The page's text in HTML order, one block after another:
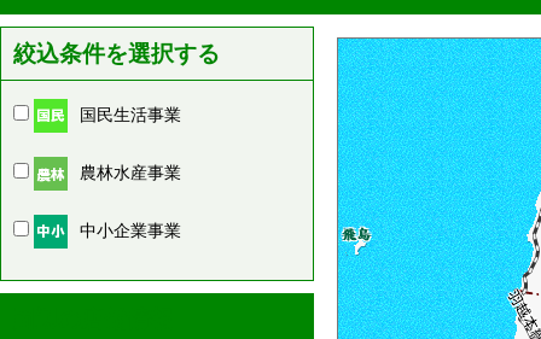
絞込条件を選択する
国民生活事業
農林水産事業
中小企業事業